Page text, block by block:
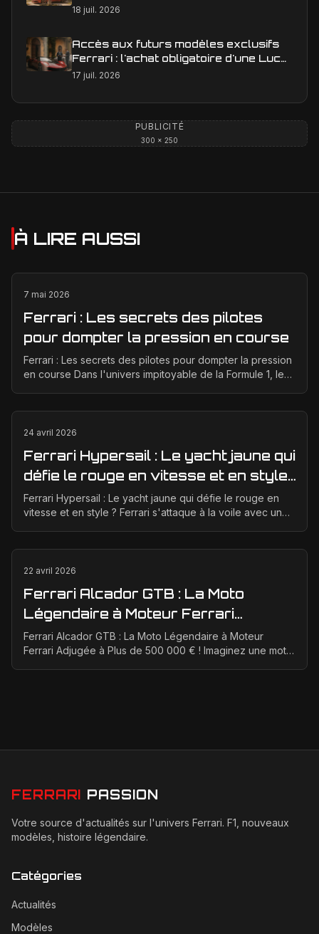
18 juil. 2026
Accès aux futurs modèles exclusifs
Ferrari : l'achat obligatoire d'une Luce
est-il une réalité ?
17 juil. 2026
PUBLICITÉ
300 × 250
À LIRE AUSSI
7 mai 2026
Ferrari : Les secrets des pilotes
pour dompter la pression en course
Ferrari : Les secrets des pilotes pour dompter la pression
en course Dans l'univers impitoyable de la Formule 1, les
24 avril 2026
Ferrari Hypersail : Le yacht jaune qui
défie le rouge en vitesse et en style
?
Ferrari Hypersail : Le yacht jaune qui défie le rouge en
vitesse et en style ? Ferrari s'attaque à la voile avec un
22 avril 2026
Ferrari Alcador GTB : La Moto
Légendaire à Moteur Ferrari
Adjugée à Plus de 500 000 € !
Ferrari Alcador GTB : La Moto Légendaire à Moteur
Ferrari Adjugée à Plus de 500 000 € ! Imaginez une moto
FERRARI PASSION
Votre source d'actualités sur l'univers Ferrari. F1, nouveaux
modèles, histoire légendaire.
Catégories
Actualités
Modèles